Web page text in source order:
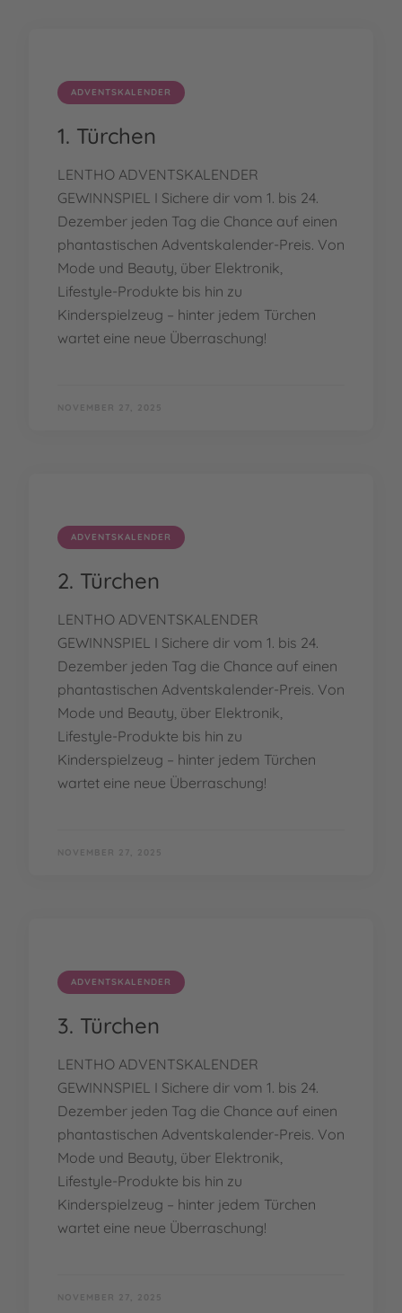
ADVENTSKALENDER
1. Türchen
LENTHO ADVENTSKALENDER
GEWINNSPIEL I Sichere dir vom 1. bis 24.
Dezember jeden Tag die Chance auf einen
phantastischen Adventskalender-Preis. Von
Mode und Beauty, über Elektronik,
Lifestyle-Produkte bis hin zu
Kinderspielzeug – hinter jedem Türchen
wartet eine neue Überraschung!
NOVEMBER 27, 2025
ADVENTSKALENDER
2. Türchen
LENTHO ADVENTSKALENDER
GEWINNSPIEL I Sichere dir vom 1. bis 24.
Dezember jeden Tag die Chance auf einen
phantastischen Adventskalender-Preis. Von
Mode und Beauty, über Elektronik,
Lifestyle-Produkte bis hin zu
Kinderspielzeug – hinter jedem Türchen
wartet eine neue Überraschung!
NOVEMBER 27, 2025
ADVENTSKALENDER
3. Türchen
LENTHO ADVENTSKALENDER
GEWINNSPIEL I Sichere dir vom 1. bis 24.
Dezember jeden Tag die Chance auf einen
phantastischen Adventskalender-Preis. Von
Mode und Beauty, über Elektronik,
Lifestyle-Produkte bis hin zu
Kinderspielzeug – hinter jedem Türchen
wartet eine neue Überraschung!
NOVEMBER 27, 2025